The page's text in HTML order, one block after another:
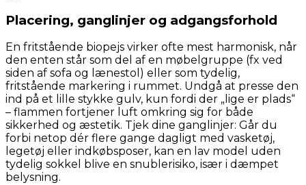
Placering, ganglinjer og adgangsforhold
En fritstående biopejs virker ofte mest harmonisk, når
den enten står som del af en møbelgruppe (fx ved
siden af sofa og lænestol) eller som tydelig,
fritstående markering i rummet. Undgå at presse den
ind på et lille stykke gulv, kun fordi der „lige er plads“
– flammen fortjener luft omkring sig for både
sikkerhed og æstetik. Tjek dine ganglinjer: Går du
forbi netop dér flere gange dagligt med vasketøj,
legetøj eller indkøbsposer, kan en lav model uden
tydelig sokkel blive en snublerisiko, især i dæmpet
belysning.